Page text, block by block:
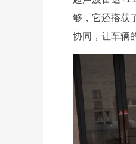
够，它还搭载
协同，让车辆